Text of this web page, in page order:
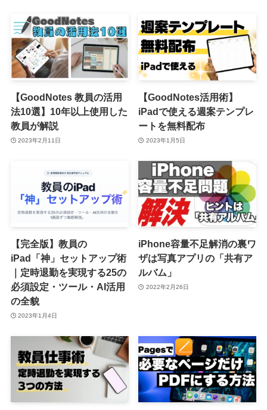
【GoodNotes 教員の活用
法10選】10年以上使用した
教員が解説
2023年2月11日
【GoodNotes活用術】
iPadで使える週案テンプレ
ートを無料配布
2023年1月5日
【完全版】教員の
iPad「神」セットアップ術
｜定時退勤を実現する25の
必須設定・ツール・AI活用
の全貌
2023年1月4日
iPhone容量不足解消の裏ワ
ザは写真アプリの「共有ア
ルバム」
2022年2月26日